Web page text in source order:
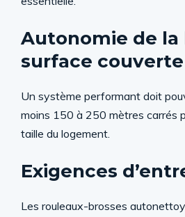
Autonomie de
surface couverte
Un système performant doit
moins 150 à 250 mètres carrés
taille du logement.
Exigences
Les rouleaux-brosses